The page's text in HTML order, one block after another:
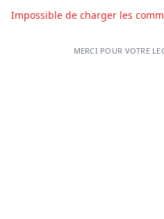
Impossible de charger les
MERCI POUR VOTRE